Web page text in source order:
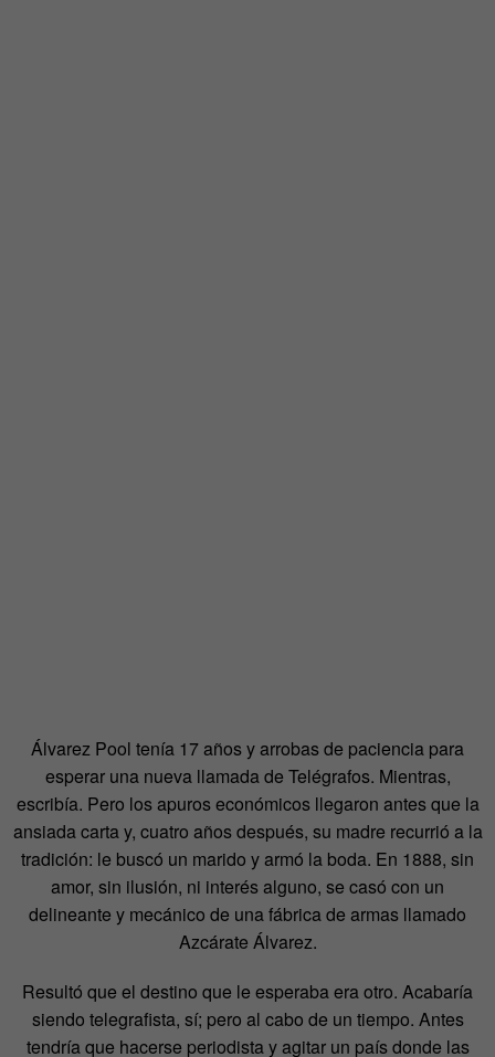
Álvarez Pool tenía 17 años y arrobas de paciencia para
esperar una nueva llamada de Telégrafos. Mientras,
escribía. Pero los apuros económicos llegaron antes que la
ansiada carta y, cuatro años después, su madre recurrió a la
tradición: le buscó un marido y armó la boda. En 1888, sin
amor, sin ilusión, ni interés alguno, se casó con un
delineante y mecánico de una fábrica de armas llamado
Azcárate Álvarez.
Resultó que el destino que le esperaba era otro. Acabaría
siendo telegrafista, sí; pero al cabo de un tiempo. Antes
tendría que hacerse periodista y agitar un país donde las